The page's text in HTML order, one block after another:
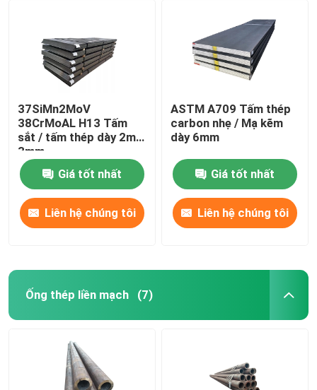
37SiMn2MoV
38CrMoAL H13 Tấm
sắt / tấm thép dày 2mm
3mm
Giá tốt nhất
Liên hệ chúng tôi
ASTM A709 Tấm thép
carbon nhẹ / Mạ kẽm
dày 6mm
Giá tốt nhất
Liên hệ chúng tôi
Ống thép liền mạch (7)